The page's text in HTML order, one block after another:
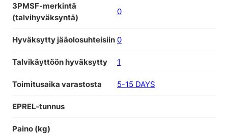
3PMSF-merkintä
(talvihyväksyntä)
0
Hyväksytty jääolosuhteisiin 0
Talvikäyttöön hyväksytty 1
Toimitusaika varastosta 5-15 DAYS
EPREL-tunnus
Paino (kg)